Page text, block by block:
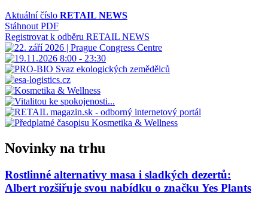
Aktuální číslo RETAIL NEWS
Stáhnout PDF
Registrovat k odběru RETAIL NEWS
Novinky na trhu
Rostlinné alternativy masa i sladkých dezertů:
Albert rozšiřuje svou nabídku o značku Yes Plants